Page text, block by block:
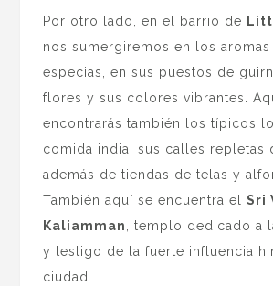
Por otro lado, en el barrio de
nos sumergiremos en los aromas
especias, en sus puestos de
flores y sus colores vibrantes.
encontrarás también los típicos
comida india, sus calles repletas
además de tiendas de telas y
También aquí se encuentra elSri
Kaliamman, templo dedicado a
y testigo de la fuerte influencia
ciudad.